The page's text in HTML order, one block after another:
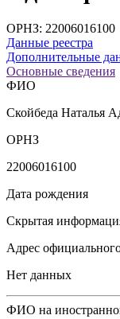
ОРНЗ: 22006016100
Данные реестра
Дополнительные
Основные сведения
ФИО
Скойбеда Наталья
ОРНЗ
22006016100
Дата рождения
Скрытая
Адрес
Нет данных
ФИО на